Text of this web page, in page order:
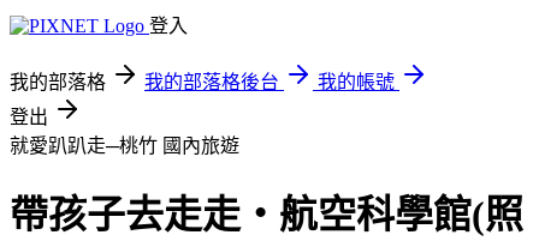
登入
我的部落格 我的部落格後台
我的帳號
登出
就愛趴趴走─桃竹 國內旅遊
帶孩子去走走‧航空科學館(照